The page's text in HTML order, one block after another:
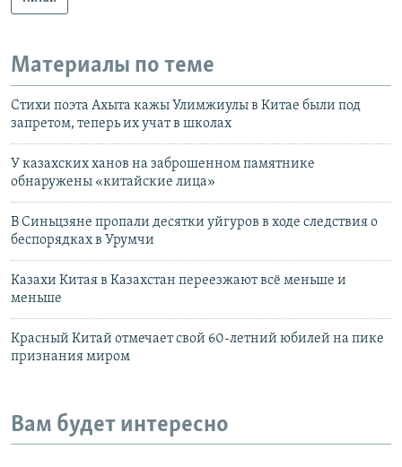
Материалы по теме
Стихи поэта Ахыта кажы Улимжиулы в Китае были под
запретом, теперь их учат в школах
У казахских ханов на заброшенном памятнике
обнаружены «китайские лица»
В Синьцзяне пропали десятки уйгуров в ходе следствия о
беспорядках в Урумчи
Казахи Китая в Казахстан переезжают всё меньше и
меньше
Красный Китай отмечает свой 60-летний юбилей на пике
признания миром
Вам будет интересно